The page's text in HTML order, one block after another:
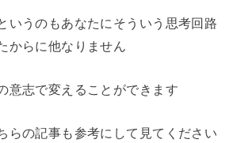
いうのもあなたにそういう思考回路
からに他なりません
意志で変えることができます
らの記事も参考にして見てください